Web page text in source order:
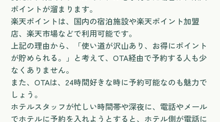
ポイントが溜まります。
楽天ポイントは、国内の宿泊施設や楽天ポイント加盟
店、楽天市場などで利用可能です。
上記の理由から、「使い道が沢山あり、お得にポイント
が貯められる。」と考えて、OTA経由で予約する人も少
なくありません。
また、OTAは、24時間好きな時に予約可能なのも魅力で
しょう。
ホテルスタッフが忙しい時間帯や深夜に、電話やメール
でホテルに予約を入れようとすると、ホテル側が電話に